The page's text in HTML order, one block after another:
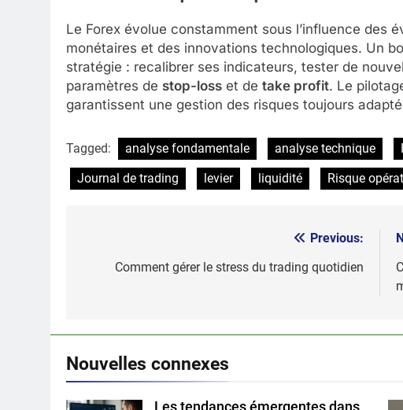
Le Forex évolue constamment sous l’influence des
monétaires et des innovations technologiques. Un
stratégie : recalibrer ses indicateurs, tester de
paramètres de stop-loss et de take profit. Le
garantissent une gestion des risques toujours
Tagged: analyse fondamentale analyse technique
Journal de trading
levier liquidité Risque
navigation
Previous:
Comment gérer le stress du trading quotidien
Nouvelles connexes